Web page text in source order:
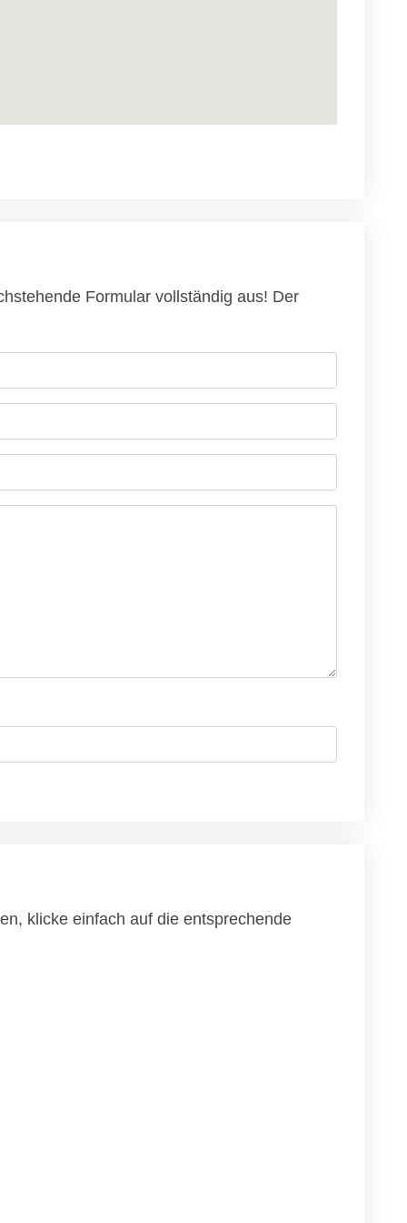
Formular vollständig aus! Der
klicke einfach auf die entsprechende